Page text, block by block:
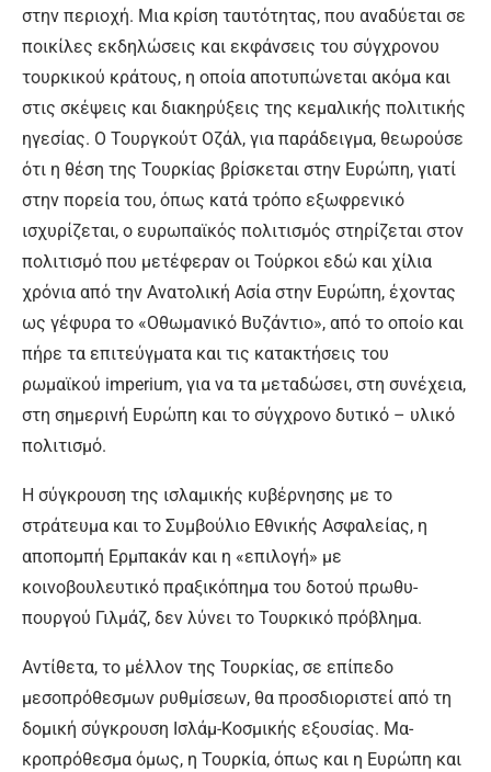
στην περιοχή. Μια κρίση ταυτότητας, που αναδύεται σε
ποικίλες εκδηλώσεις και εκφάν­σεις του σύγχρονου
τουρκικού κράτους, η οποία αποτυπώνεται ακόμα και
στις σκέψεις και δια­κηρύξεις της κεμαλικής πολιτι­κής
ηγεσίας. Ο Τουργκούτ Οζάλ, για παράδειγμα, θεωρούσε
ότι η θέση της Τουρκίας βρίσκεται στην Ευρώπη, γιατί
στην πορεία του, όπως κατά τρόπο εξωφρε­νικό
ισχυρίζεται, ο ευρωπαϊκός πολιτισμός στηρίζεται στον
πο­λιτισμό που μετέφεραν οι Τούρ­κοι εδώ και χίλια
χρόνια από την Ανατολική Ασία στην Ευρώπη, έχοντας
ως γέφυρα το «Οθωμα­νικό Βυζάντιο», από το οποίο και
πήρε τα επιτεύγματα και τις κατακτήσεις του
ρωμαϊκού imperium, για να τα μεταδώσει, στη συνέχεια,
στη σημερινή Ευ­ρώπη και το σύγχρονο δυτικό – υλικό
πολιτισμό.
Η σύγκρουση της ισλαμικής κυβέρνησης με το
στράτευμα και το Συμβούλιο Εθνικής Ασφαλεί­ας, η
αποπομπή Ερμπακάν και η «επιλογή» με
κοινοβουλευτικό πραξικόπημα του δοτού πρωθυ­
πουργού Γιλμάζ, δεν λύνει το Τουρκικό πρόβλημα.
Αντίθετα, το μέλλον της Τουρ­κίας, σε επίπεδο
μεσοπρόθε­σμων ρυθμίσεων, θα προσδιορι­στεί από τη
δομική σύγκρουση Ισλάμ-Κοσμικής εξουσίας. Μα­
κροπρόθεσμα όμως, η Τουρκία, όπως και η Ευρώπη και